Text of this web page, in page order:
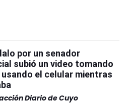
por un senador
subió un video tomando
usando el celular mientras
Diario de Cuyo